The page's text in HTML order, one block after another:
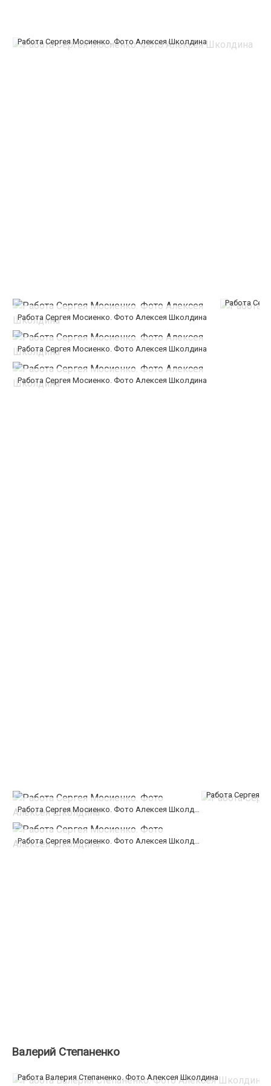
Работа Сергея Мосиенко. Фото Алексея Школдина
Работа Сергея Мосиенко. Фото Алексея Школдина
Работа Сергея Мосиенко. Фото Алексея Школдина
Работа Сергея Мосиенко. Фото Алексея Школдина
Работа
Работа Сергея Мосиенко. Фото Алексея Школдина
Работа Сергея Мосиенко. Фото Алексея Школдина
Работа Сергея
Валерий Степаненко
Работа Валерия Степаненко. Фото Алексея Школдина